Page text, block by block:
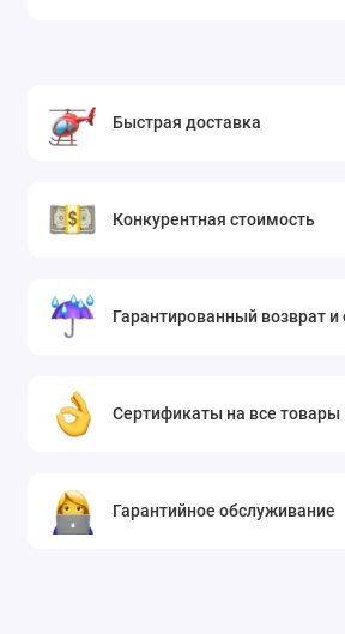
Быстрая доставка
Конкурентная стоимость
Гарантированный возврат и
Сертификаты на все товары
Гарантийное обслуживание